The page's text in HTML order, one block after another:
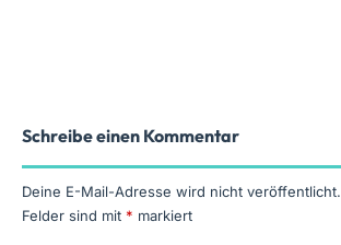
Schreibe einen Kommentar
Deine E-Mail-Adresse wird nicht veröffentlicht.
Felder sind mit * markiert